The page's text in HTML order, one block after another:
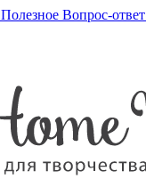
Полезное Вопрос-ответ